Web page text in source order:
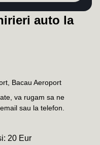
auto la
Bacau Aeroport
va rugam sa ne
sau la telefon.
20 Eur